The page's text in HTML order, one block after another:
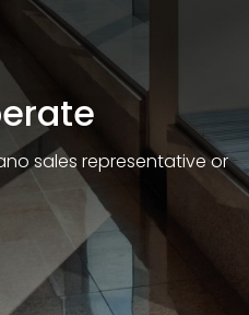
sales representative or